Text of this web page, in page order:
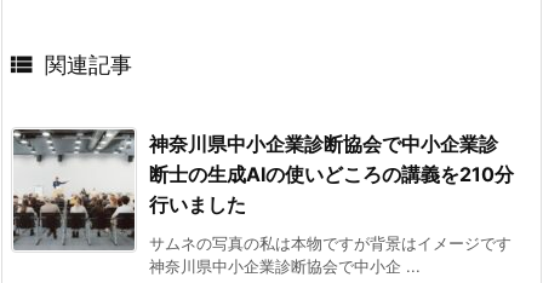
 関連記事
神奈川県中小企業診断協会で中小企業診
断士の生成AIの使いどころの講義を210分
行いました
サムネの写真の私は本物ですが背景はイメージです
神奈川県中小企業診断協会で中小企 ...